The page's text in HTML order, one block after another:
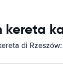
di Rzeszów: